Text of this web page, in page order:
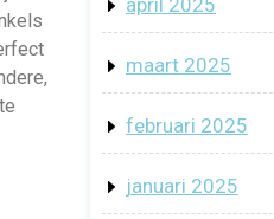
april 2025
maart 2025
februari 2025
januari 2025